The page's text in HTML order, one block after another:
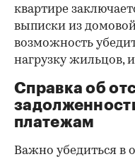
квартире
выписки из
возможность
нагрузку жильцов,
Справка об
платежам
Важно убедиться в